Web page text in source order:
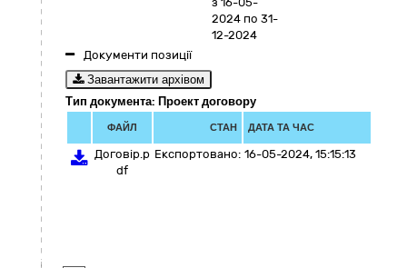
2024 по 31-
12-2024
Документи позиції
Завантажити архівом
Тип документа: Проект договору
ФАЙЛ СТАН ДАТА ТА ЧАС
Договір.p
df
Експортовано: 16-05-2024, 15:15:13